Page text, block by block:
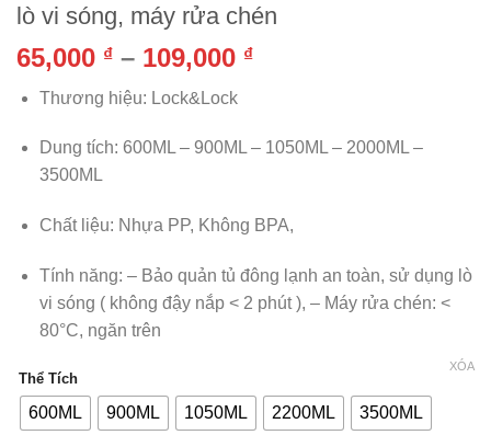
lò vi sóng, máy rửa chén
65,000 ₫ – 109,000 ₫
Thương hiệu: Lock&Lock
Dung tích: 600ML – 900ML – 1050ML – 2000ML –
3500ML
Chất liệu: Nhựa PP, Không BPA,
Tính năng: – Bảo quản tủ đông lạnh an toàn, sử dụng lò
vi sóng ( không đậy nắp < 2 phút ), – Máy rửa chén: <
80°C, ngăn trên
Thể Tích
600ML 900ML 1050ML 2200ML 3500ML
XÓA